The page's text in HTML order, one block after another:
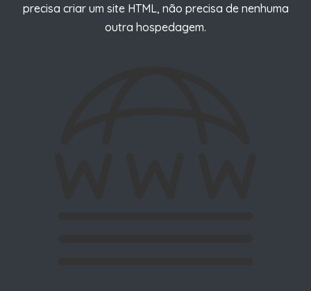
precisa criar um site HTML, não precisa de nenhuma
outra hospedagem.